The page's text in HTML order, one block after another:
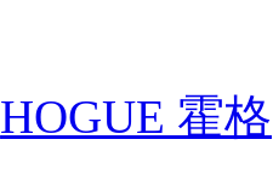
HOGUE 霍格